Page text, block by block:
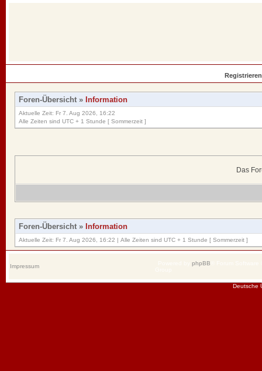
Registrieren
Foren-Übersicht » Information
Aktuelle Zeit: Fr 7. Aug 2026, 16:22
Alle Zeiten sind UTC + 1 Stunde [ Sommerzeit ]
Das
Foren-Übersicht » Information
Aktuelle Zeit: Fr 7. Aug 2026, 16:22 | Alle Zeiten sind UTC + 1 Stunde [ Sommerzeit ]
Impressum phpBB
Deutsche